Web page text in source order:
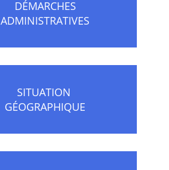
DÉMARCHES
ADMINISTRATIVES
SITUATION
GÉOGRAPHIQUE